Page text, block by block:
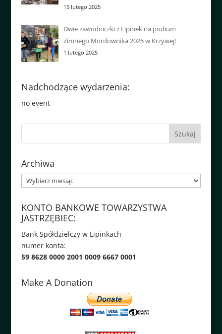
15 lutego 2025
Dwie zawodniczki z Lipinek na podium
Zimnego Mordownika 2025 w Krzywej!
1 lutego 2025
Nadchodzące wydarzenia:
no event
Archiwa
Archiwa
KONTO BANKOWE TOWARZYSTWA
JASTRZĘBIEC:
Bank Spółdzielczy w Lipinkach
numer konta:
59 8628 0000 2001 0009 6667 0001
Make A Donation